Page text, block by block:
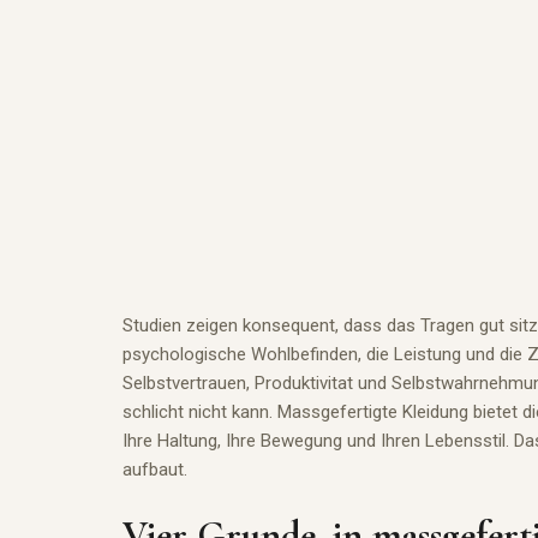
Studien zeigen konsequent, dass das Tragen gut
psychologische Wohlbefinden, die Leistung und die
Selbstvertrauen, Produktivitat und
schlicht nicht kann. Massgefertigte Kleidung bietet
Ihre Haltung, Ihre Bewegung und Ihren Lebensstil.
aufbaut.